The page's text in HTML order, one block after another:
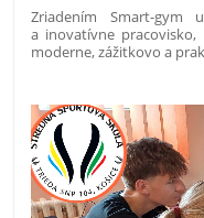
Zriadením Smart-gym
a inovatívne
moderne, zážitkovo a